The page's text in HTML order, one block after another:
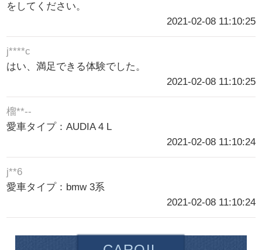
をしてください。
2021-02-08 11:10:25
j****c
はい、満足できる体験でした。
2021-02-08 11:10:25
榴**--
愛車タイプ：AUDIA 4 L
2021-02-08 11:10:24
j**6
愛車タイプ：bmw 3系
2021-02-08 11:10:24